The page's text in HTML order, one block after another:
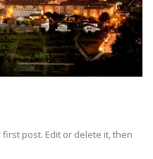
post. Edit or delete it, then